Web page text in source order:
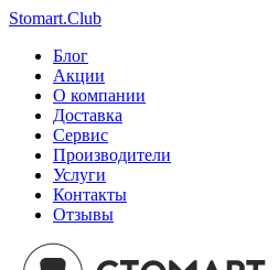
Stomart.Club
Блог
Акции
О компании
Доставка
Сервис
Производители
Услуги
Контакты
Отзывы